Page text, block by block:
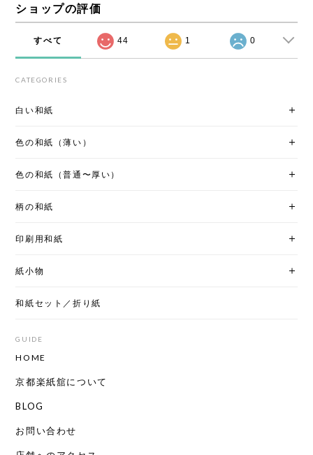
ショップの評価
すべて 44 1 0
CATEGORIES
白い和紙
色の和紙（薄い）
色の和紙（普通〜厚い）
柄の和紙
印刷用和紙
紙小物
和紙セット／折り紙
GUIDE
HOME
京都楽紙舘について
BLOG
お問い合わせ